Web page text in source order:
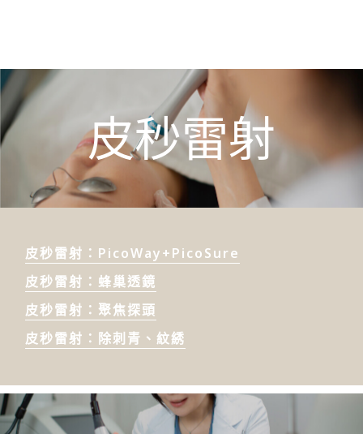
皮秒雷射
皮秒雷射：PicoWay+PicoSure
皮秒雷射：蜂巢透鏡
皮秒雷射：聚焦探頭
皮秒雷射：除刺青、紋綉